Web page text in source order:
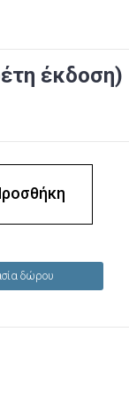
έκδοση)
δώρου